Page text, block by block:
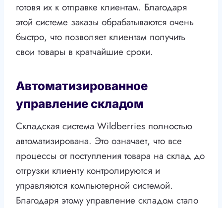
готовя их к отправке клиентам. Благодаря
этой системе заказы обрабатываются очень
быстро, что позволяет клиентам получить
свои товары в кратчайшие сроки.
Автоматизированное
управление складом
Складская система Wildberries полностью
автоматизирована. Это означает, что все
процессы от поступления товара на склад до
отгрузки клиенту контролируются и
управляются компьютерной системой.
Благодаря этому управление складом стало